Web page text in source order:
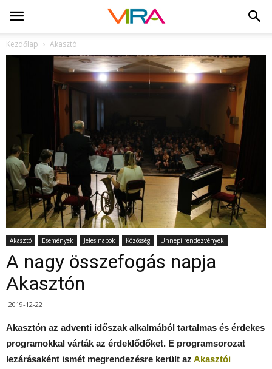
Kezdőlap Akasztó
Akasztó Események Jeles napok Közösség Ünnepi rendezvények
A nagy összefogás napja
Akasztón
2019-12-22
Akasztón az adventi időszak alkalmából tartalmas és érdekes
programokkal várták az érdeklődőket. E programsorozat
lezárásaként ismét megrendezésre került az Akasztói